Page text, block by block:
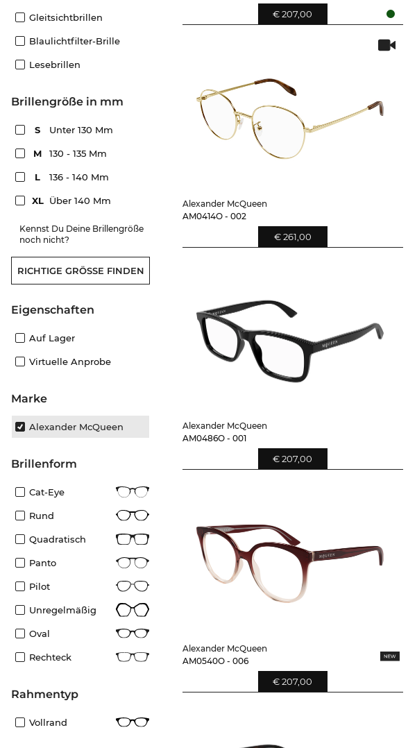
Gleitsichtbrillen
Blaulichtfilter-Brille
Lesebrillen
Brillengröße in mm
S Unter 130 Mm
M 130 - 135 Mm
L 136 - 140 Mm
XL Über 140 Mm
Kennst Du Deine Brillengröße
noch nicht?
RICHTIGE GRÖSSE FINDEN
Eigenschaften
Auf Lager
Virtuelle Anprobe
Marke
Alexander McQueen
Brillenform
Cat-Eye
Rund
Quadratisch
Panto
Pilot
Unregelmäßig
Oval
Rechteck
Rahmentyp
Vollrand
€ 207,00
Alexander McQueen
AM0414O - 002
€ 261,00
Alexander McQueen
AM0486O - 001
€ 207,00
Alexander McQueen
AM0540O - 006
€ 207,00